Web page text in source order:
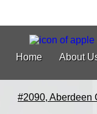
Home About
#2090, Aberdeen